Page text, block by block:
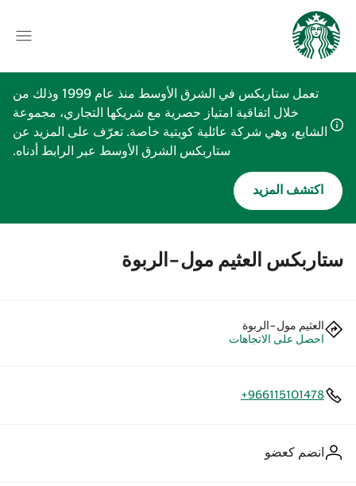
تعمل ستاربكس في الشرق الأوسط منذ عام 1999 وذلك من
خلال اتفاقية امتياز حصرية مع شريكها التجاري، مجموعة
الشايع، وهي شركة عائلية كويتية خاصة. تعرّف على المزيد عن
ستاربكس الشرق الأوسط عبر الرابط أدناه.
اكتشف المزيد
ستاربكس العثيم مول-الربوة
العثيم مول-الربوة
احصل على الاتجاهات
+966115101478
انضم كعضو